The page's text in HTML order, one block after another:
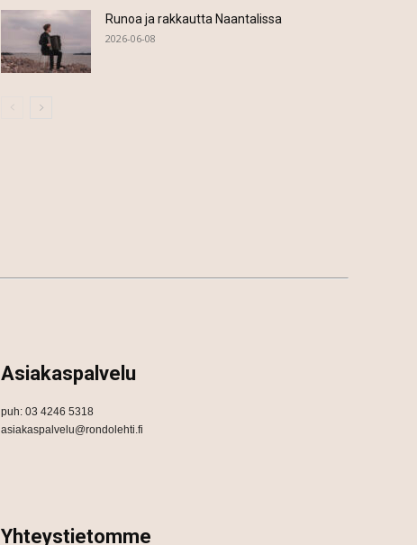
Runoa ja rakkautta Naantalissa
2026-06-08
Asiakaspalvelu
puh: 03 4246 5318
asiakaspalvelu@rondolehti.fi
Yhteystietomme